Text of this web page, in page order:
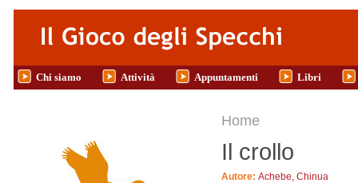
Salta al contenuto principale
Chi siamo Attività Appuntamenti Libri
Tu sei qui
Home
Il crollo
Autore: Achebe, Chinua